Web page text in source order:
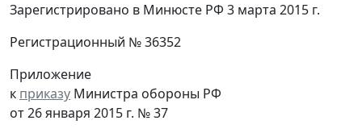
Зарегистрировано в Минюсте РФ 3 марта 2015 г.
Регистрационный № 36352
Приложение
к приказу Министра обороны РФ
от 26 января 2015 г. № 37